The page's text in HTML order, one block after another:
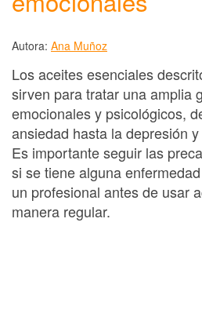
Autora: Ana Muñoz
Los aceites esenciales
sirven para tratar una amplia
emocionales y psicológicos,
ansiedad hasta la depresión
Es importante seguir las
si se tiene alguna
un profesional antes de usar
manera regular.